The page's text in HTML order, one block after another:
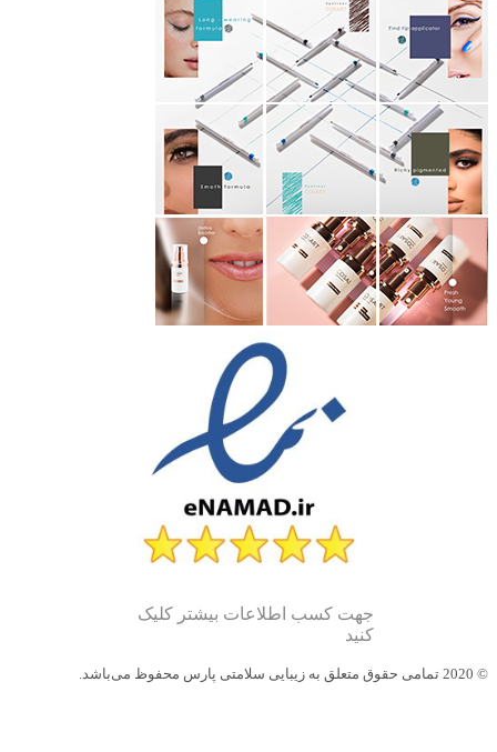
جهت کسب اطلاعات بیشتر کلیک
کنید